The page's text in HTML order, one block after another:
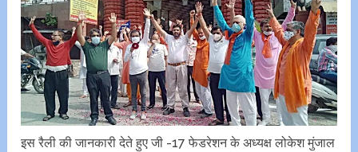
इस रैली की जानकारी देते हुए जी -17 फेडरेशन के अध्यक्ष लोकेश मुंजाल